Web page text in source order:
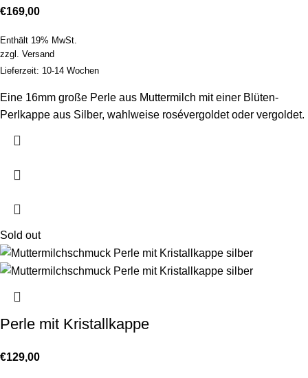
€169,00
Enthält 19% MwSt.
zzgl. Versand
Lieferzeit: 10-14 Wochen
Eine 16mm große Perle aus Muttermilch mit einer Blüten-
Perlkappe aus Silber, wahlweise rosévergoldet oder vergoldet.
Sold out
Perle mit Kristallkappe
€129,00